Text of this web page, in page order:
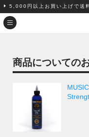
5,000円以上お買い上げで送
商品についての